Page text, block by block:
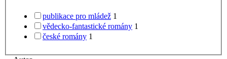
publikace pro mládež 1
vědecko-fantastické romány 1
české romány 1